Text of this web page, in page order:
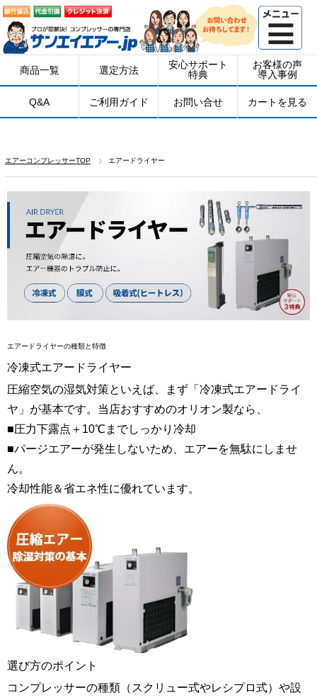
商品一覧 選定方法
安心サポート
特典
お客様の声
導入事例
Q&A ご利用ガイド お問い合せ カートを見る
エアーコンプレッサーTOP エアードライヤー
エアードライヤーの種類と特徴
冷凍式エアードライヤー
圧縮空気の湿気対策といえば、まず「冷凍式エアードライ
ヤ」が基本です。当店おすすめのオリオン製なら、
■圧力下露点＋10℃までしっかり冷却
■パージエアーが発生しないため、エアーを無駄にしませ
ん。
冷却性能＆省エネ性に優れています。
選び方のポイント
コンプレッサーの種類（スクリュー式やレシプロ式）や設